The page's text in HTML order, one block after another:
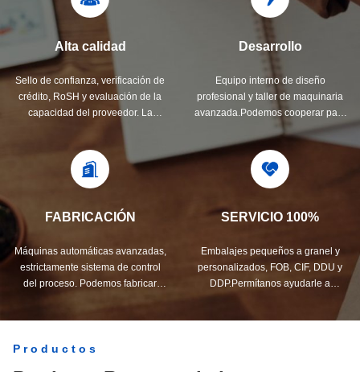
Alta calidad
Sello de confianza, verificación de
crédito, RoSH y evaluación de la
capacidad del proveedor. La
laboratorio de pruebas profesional.
Desarrollo
Equipo interno de diseño
profesional y taller de maquinaria
avanzada.Podemos cooperar para
desarrollar los productos que
necesita.
FABRICACIÓN
Máquinas automáticas avanzadas,
estrictamente sistema de control
del proceso. Podemos fabricar
SERVICIO 100%
Embalajes pequeños a granel y
personalizados, FOB, CIF, DDU y
DDP.Permítanos ayudarle a
Productos